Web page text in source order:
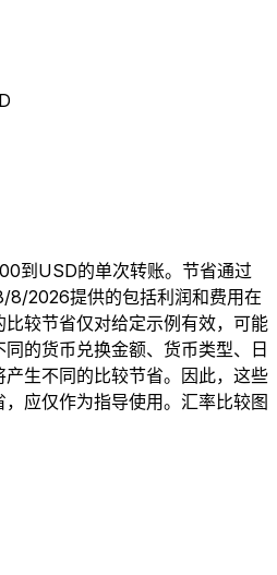
到USD的单次转账。节省通过
8/2026提供的包括利润和费用在
较节省仅对给定示例有效，可能
的货币兑换金额、货币类型、日
生不同的比较节省。因此，这些
应仅作为指导使用。汇率比较图